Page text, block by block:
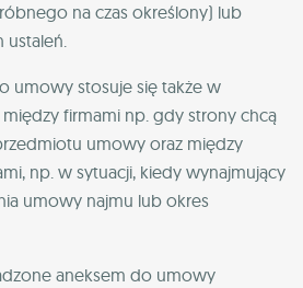
na czas określony) lub
umowy stosuje się także w
firmami np. gdy strony chcą
umowy oraz między
np. w sytuacji, kiedy wynajmujący
umowy najmu lub okres
aneksem do umowy